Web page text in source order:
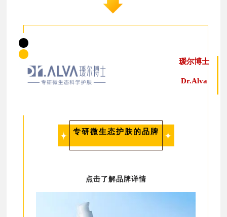
瑷尔博士
Dr.Alva
专研微生态护肤的品牌
点击了解品牌详情